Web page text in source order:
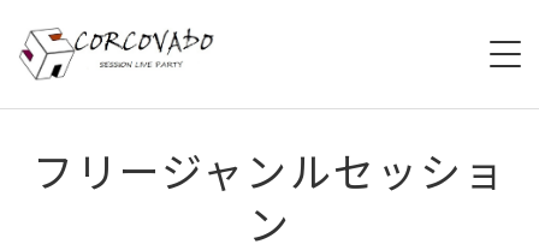
ABOUT
フリージャンルセッショ
ン